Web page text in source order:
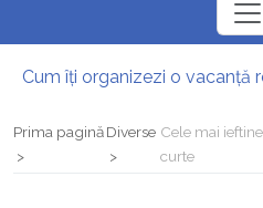
Cum îți organizezi o vacanță
Prima paginăDiverse Cele mai
curte